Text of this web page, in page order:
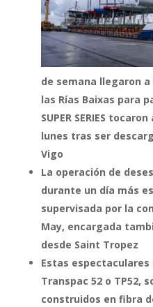
de semana llegaron
las Rías Baixas para
SUPER SERIES
lunes tras ser
Vigo
La operación de
durante un día más
supervisada por la
May, encargada
desde Saint Tropez
Estas espectaculares
Transpac 52 o TP52,
construidos en fibra